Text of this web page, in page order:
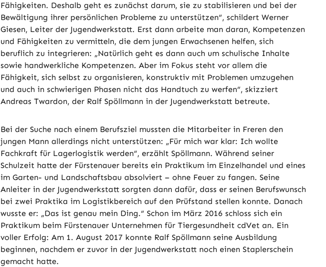
Fähigkeiten. Deshalb geht es zunächst darum, sie zu stabilisieren und bei der
Bewältigung ihrer persönlichen Probleme zu unterstützen“, schildert Werner
Giesen, Leiter der Jugendwerkstatt. Erst dann arbeite man daran, Kompetenzen
und Fähigkeiten zu vermitteln, die dem jungen Erwachsenen helfen, sich
beruflich zu integrieren: „Natürlich geht es dann auch um schulische Inhalte
sowie handwerkliche Kompetenzen. Aber im Fokus steht vor allem die
Fähigkeit, sich selbst zu organisieren, konstruktiv mit Problemen umzugehen
und auch in schwierigen Phasen nicht das Handtuch zu werfen“, skizziert
Andreas Twardon, der Ralf Spöllmann in der Jugendwerkstatt betreute.
Bei der Suche nach einem Berufsziel mussten die Mitarbeiter in Freren den
jungen Mann allerdings nicht unterstützen: „Für mich war klar: Ich wollte
Fachkraft für Lagerlogistik werden“, erzählt Spöllmann. Während seiner
Schulzeit hatte der Fürstenauer bereits ein Praktikum im Einzelhandel und eines
im Garten- und Landschaftsbau absolviert – ohne Feuer zu fangen. Seine
Anleiter in der Jugendwerkstatt sorgten dann dafür, dass er seinen Berufswunsch
bei zwei Praktika im Logistikbereich auf den Prüfstand stellen konnte. Danach
wusste er: „Das ist genau mein Ding.“ Schon im März 2016 schloss sich ein
Praktikum beim Fürstenauer Unternehmen für Tiergesundheit cdVet an. Ein
voller Erfolg: Am 1. August 2017 konnte Ralf Spöllmann seine Ausbildung
beginnen, nachdem er zuvor in der Jugendwerkstatt noch einen Staplerschein
gemacht hatte.